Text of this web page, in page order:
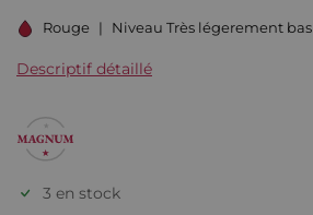
Rouge | Niveau Très légerement bas
Descriptif détaillé
3 en stock